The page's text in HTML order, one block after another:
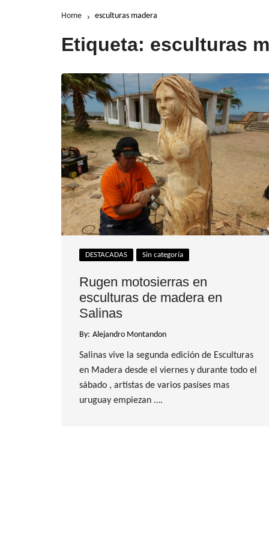
Home esculturas madera
Etiqueta: esculturas
DESTACADAS Sin categoría
Rugen motosierras en
esculturas de madera en
Salinas
By: Alejandro Montandon
Salinas vive la segunda edición de Esculturas
en Madera desde el viernes y durante todo el
sábado , artistas de varios pasíses mas
uruguay empiezan ….